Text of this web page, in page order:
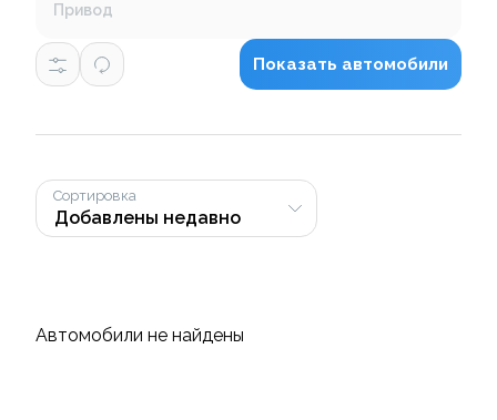
Привод
Показать автомобили
Сортировка
Автомобили не найдены